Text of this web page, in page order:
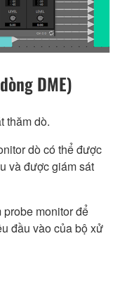
DME)
thăm dò.
dò có thể được
và được giám sát
monitor để
đầu vào của bộ xử